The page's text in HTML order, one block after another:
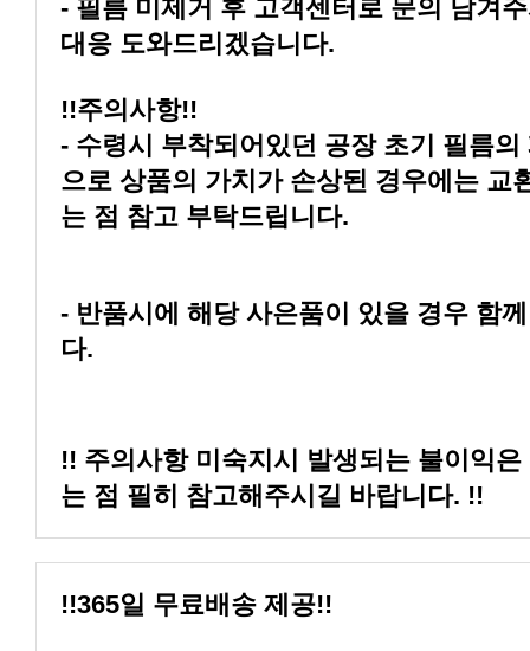
대응 도와드리겠습니다.
!!주의사항!!
는 점 참고 부탁드립니다.
다.
는 점 필히 참고해주시길 바랍니다. !!
!!365일 무료배송 제공!!